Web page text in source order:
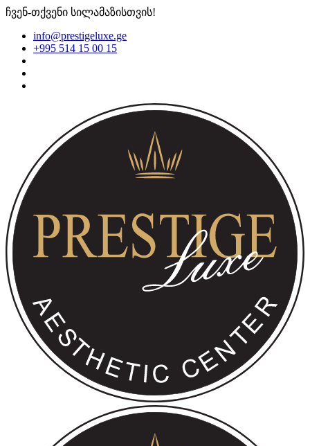
ჩვენ-თქვენი სილამაზისთვის!
info@prestigeluxe.ge
+995 514 15 00 15